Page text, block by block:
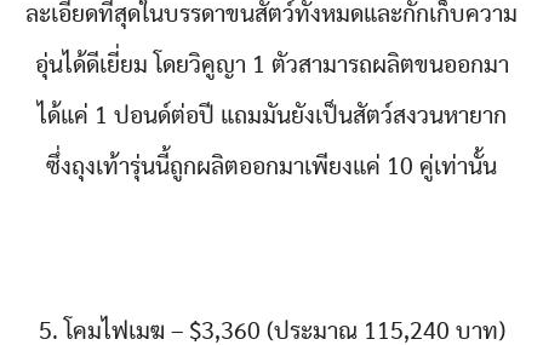
ละเอียดที่สุดในบรรดาขนสัตว์ทั้งหมดและกักเก็บความ
อุ่นได้ดีเยี่ยม โดยวิคูญา 1 ตัวสามารถผลิตขนออกมา
ได้แค่ 1 ปอนด์ต่อปี แถมมันยังเป็นสัตว์สงวนหายาก
ซึ่งถุงเท้ารุ่นนี้ถูกผลิตออกมาเพียงแค่ 10 คู่เท่านั้น
5. โคมไฟเมฆ – $3,360 (ประมาณ 115,240 บาท)